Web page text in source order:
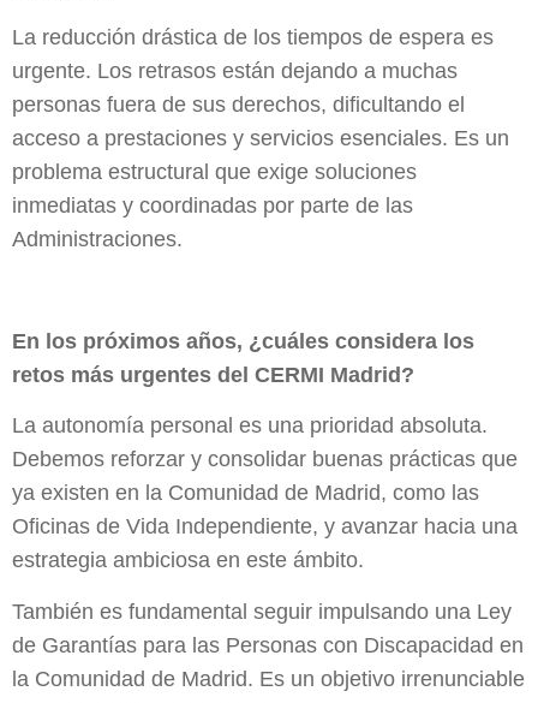
La reducción drástica de los tiempos de espera es
urgente. Los retrasos están dejando a muchas
personas fuera de sus derechos, dificultando el
acceso a prestaciones y servicios esenciales. Es un
problema estructural que exige soluciones
inmediatas y coordinadas por parte de las
Administraciones.
En los próximos años, ¿cuáles considera los
retos más urgentes del CERMI Madrid?
La autonomía personal es una prioridad absoluta.
Debemos reforzar y consolidar buenas prácticas que
ya existen en la Comunidad de Madrid, como las
Oficinas de Vida Independiente, y avanzar hacia una
estrategia ambiciosa en este ámbito.
También es fundamental seguir impulsando una Ley
de Garantías para las Personas con Discapacidad en
la Comunidad de Madrid. Es un objetivo irrenunciable